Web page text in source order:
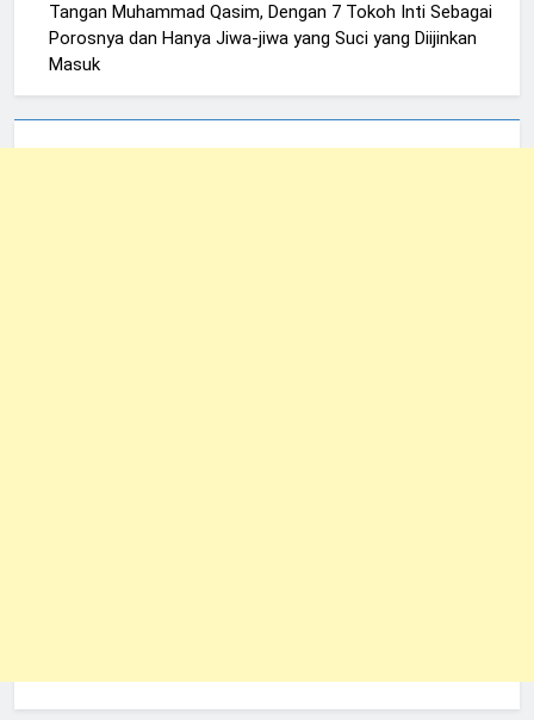
Tangan Muhammad Qasim, Dengan 7 Tokoh Inti Sebagai
Porosnya dan Hanya Jiwa-jiwa yang Suci yang Diijinkan
Masuk